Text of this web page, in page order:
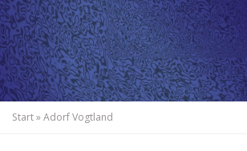
Start»Adorf Vogtland